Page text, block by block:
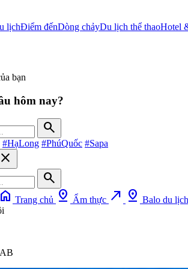
lịchĐiểm đếnDòng chảyDu lịch thể thaoHotel
bạn
hôm nay?
search
#HạLong #PhúQuốc #Sapa
close
search
home Trang chủ pin_drop Ẩm thực north_east pin_drop Balo du lịch